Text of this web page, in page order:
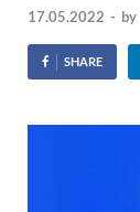
17.05.2022 - by
SHARE